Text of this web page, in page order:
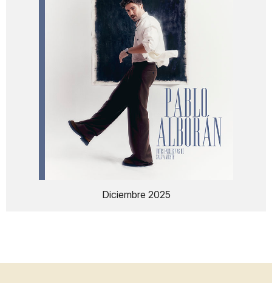
Diciembre 2025